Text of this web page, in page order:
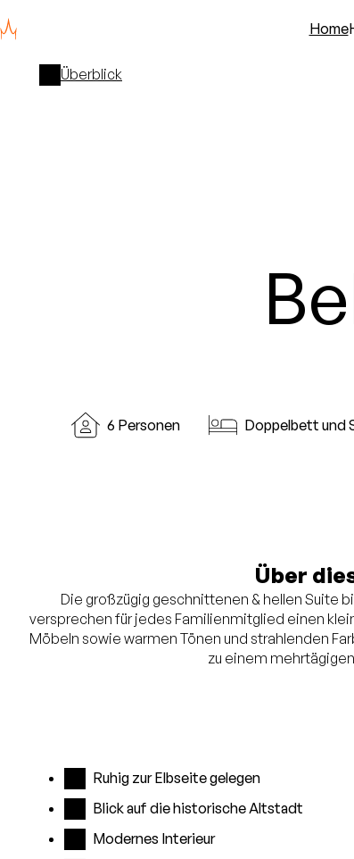
Home
Überblick
6 Personen Doppelbett und
Über
Die großzügig geschnittenen & hellen Suite
versprechen für jedes Familienmitglied einen
Möbeln sowie warmen Tönen und strahlenden
zu einem
Ruhig zur Elbseite gelegen
Blick auf die historische Altstadt
Modernes Interieur